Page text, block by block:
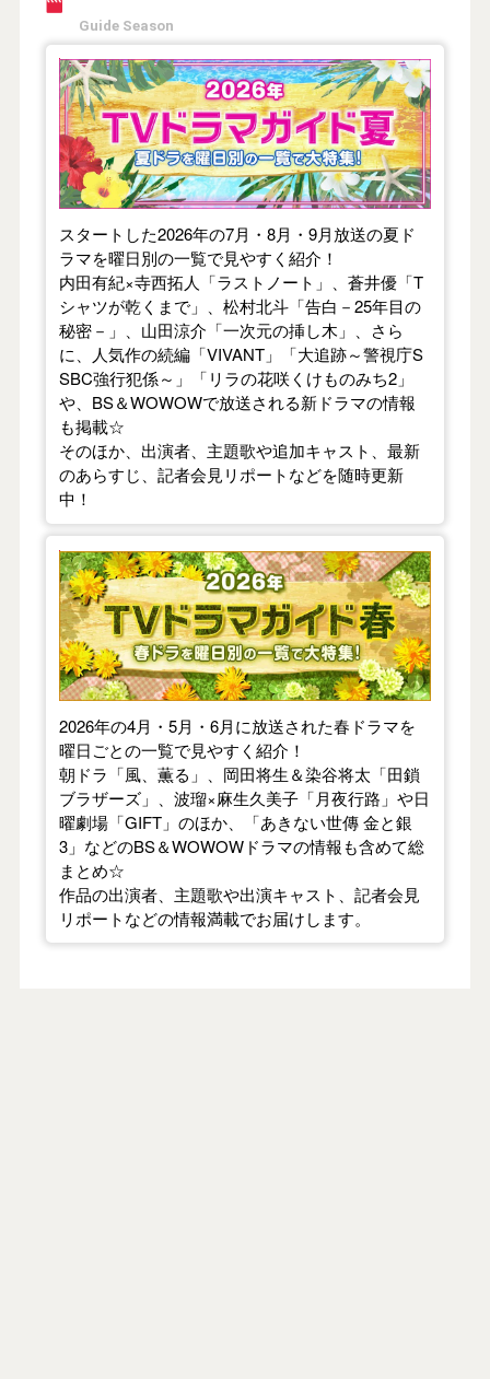
Guide Season
【2026年夏】TVドラマガイド
スタートした2026年の7月・8月・9月放送の夏ド
ラマを曜日別の一覧で見やすく紹介！
内田有紀×寺西拓人「ラストノート」、蒼井優「T
シャツが乾くまで」、松村北斗「告白－25年目の
秘密－」、山田涼介「一次元の挿し木」、さら
に、人気作の続編「VIVANT」「大追跡～警視庁S
SBC強行犯係～」「リラの花咲くけものみち2」
や、BS＆WOWOWで放送される新ドラマの情報
も掲載☆
そのほか、出演者、主題歌や追加キャスト、最新
のあらすじ、記者会見リポートなどを随時更新
中！
【2026年春】TVドラマガイド
2026年の4月・5月・6月に放送された春ドラマを
曜日ごとの一覧で見やすく紹介！
朝ドラ「風、薫る」、岡田将生＆染谷将太「田鎖
ブラザーズ」、波瑠×麻生久美子「月夜行路」や日
曜劇場「GIFT」のほか、「あきない世傳 金と銀
3」などのBS＆WOWOWドラマの情報も含めて総
まとめ☆
作品の出演者、主題歌や出演キャスト、記者会見
リポートなどの情報満載でお届けします。